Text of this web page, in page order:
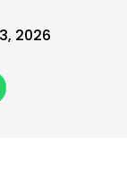
2026